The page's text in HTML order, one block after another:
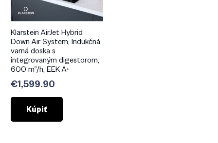
Klarstein AirJet Hybrid
Down Air System, Indukčná
varná doska s
integrovaným digestorom,
600 m³/h, EEK A+
€1,599.90
Kúpiť